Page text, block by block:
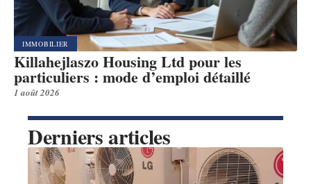
IMMOBILIER
Killahejlaszo Housing Ltd pour les
particuliers : mode d’emploi détaillé
1 août 2026
Derniers articles